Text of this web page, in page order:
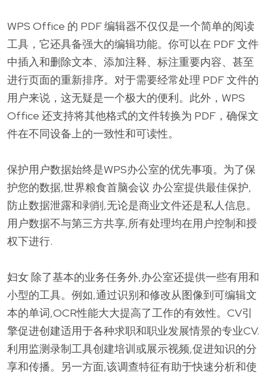
WPS Office 的 PDF 编辑器不仅仅是一个简单的阅读
工具，它还具备强大的编辑功能。你可以在 PDF 文件
中插入和删除文本、添加注释、标注重要内容、甚至
进行页面的重新排序。对于需要经常处理 PDF 文件的
用户来说，这无疑是一个极大的便利。此外，WPS
Office 还支持将其他格式的文件转换为 PDF，确保文
件在不同设备上的一致性和可读性。
保护用户数据始终是WPS办公室的优先事项。为了保
护您的数据,世界粮食首脑会议 办公室提供最佳保护,
防止数据泄露和剥削,无论是商业文件还是私人信息。
用户数据不与第三方共享,所有处理均在用户控制和授
权下进行.
妇女 除了基本的业务任务外,办公室还提供一些有用和
小型的工具。例如,通过识别和修改从图像到可编辑文
本的单词,OCR性能大大提高了工作的有效性。CV引
擎促进创建适用于各种求职和职业发展情景的专业CV.
利用监测录制工具创建培训或展示视频,促进知识的分
享和传播。另一方面,该调查特征有助于快速分析和使